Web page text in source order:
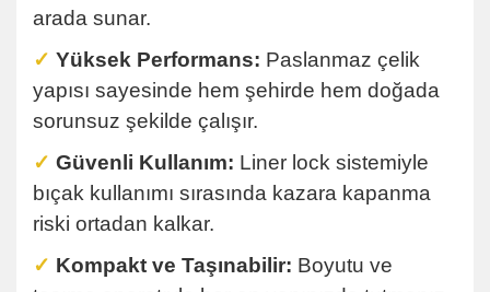
arada sunar.
✓ Yüksek Performans: Paslanmaz çelik
yapısı sayesinde hem şehirde hem doğada
sorunsuz şekilde çalışır.
✓ Güvenli Kullanım: Liner lock sistemiyle
bıçak kullanımı sırasında kazara kapanma
riski ortadan kalkar.
✓ Kompakt ve Taşınabilir: Boyutu ve